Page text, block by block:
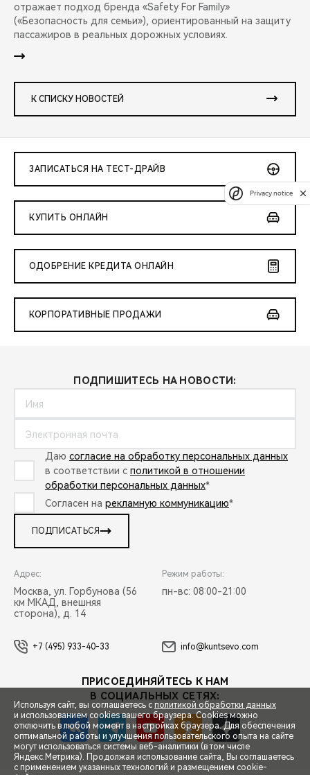
СПЕЦПРЕДЛОЖЕНИЯ
отражает подход бренда «Safety For Family»
(«Безопасность для семьи»), ориентированный на защиту
пассажиров в реальных дорожных условиях.
К СПИСКУ НОВОСТЕЙ
ЗАПИСАТЬСЯ НА ТЕСТ-ДРАЙВ
КУПИТЬ ОНЛАЙН
ОДОБРЕНИЕ КРЕДИТА ОНЛАЙН
КОРПОРАТИВНЫЕ ПРОДАЖИ
ПОДПИШИТЕСЬ НА НОВОСТИ:
Даю согласие на обработку персональных данных
в соответствии с политикой в отношении
обработки персональных данных*
Согласен на рекламную коммуникацию*
ПОДПИСАТЬСЯ
Адрес:
Москва, ул. Горбунова (56
км МКАД, внешняя
сторона), д. 14
Режим работы:
пн-вс: 08:00-21:00
+7 (495) 933-40-33 info@kuntsevo.com
ПРИСОЕДИНЯЙТЕСЬ К НАМ
В СОЦИАЛЬНЫХ СЕТЯХ:
Используя сайт, вы соглашаетесь с политикой обработки данных
и использованием cookies вашего браузера. Cookies можно
отключить в любой момент в настройках браузера. Для обеспечения
оптимальной работы и улучшения пользовательского опыта на сайте
могут использоваться системы веб-аналитики (в том числе
Яндекс.Метрика). Продолжая использование сайта, Вы соглашаетесь
с применением указанных технологий и размещением cookie-
Privacy notice